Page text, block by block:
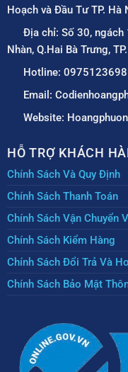
Hoạch và Đầu Tư TP. Hà
Địa chỉ: Số 30, ngách
Nhàn, Q.Hai Bà Trưng,
Hotline: 0975123698
Email:
Website:
HỖ TRỢ KHÁCH
Chính Sách Và Quy Định
Chính Sách Thanh Toán
Chính Sách Vận Chuyển
Chính Sách Kiểm Hàng
Chính Sách Đổi Trả Và
Chính Sách Bảo Mật